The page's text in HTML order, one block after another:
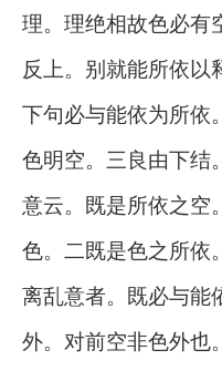
理。理绝相故色必有
反上。别就能所依以
下句必与能依为所依
色明空。三良由下结
意云。既是所依之空
色。二既是色之所依
离乱意者。既必与能
外。对前空非色外也